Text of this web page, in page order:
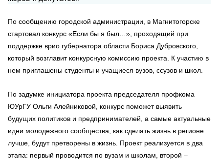
По сообщению городской администрации, в Магнитогорске
стартовал конкурс «Если бы я был…», проходящий при
поддержке врио губернатора области Бориса Дубровского,
который возглавит конкурсную комиссию проекта. К участию в
нем приглашены студенты и учащиеся вузов, ссузов и школ.
По задумке инициатора проекта председателя профкома
ЮУрГУ Ольги Алейниковой, конкурс поможет выявить
будущих политиков и предпринимателей, а самые актуальные
идеи молодежного сообщества, как сделать жизнь в регионе
лучше, будут претворены в жизнь. Проект реализуется в два
этапа: первый проводится по вузам и школам, второй –